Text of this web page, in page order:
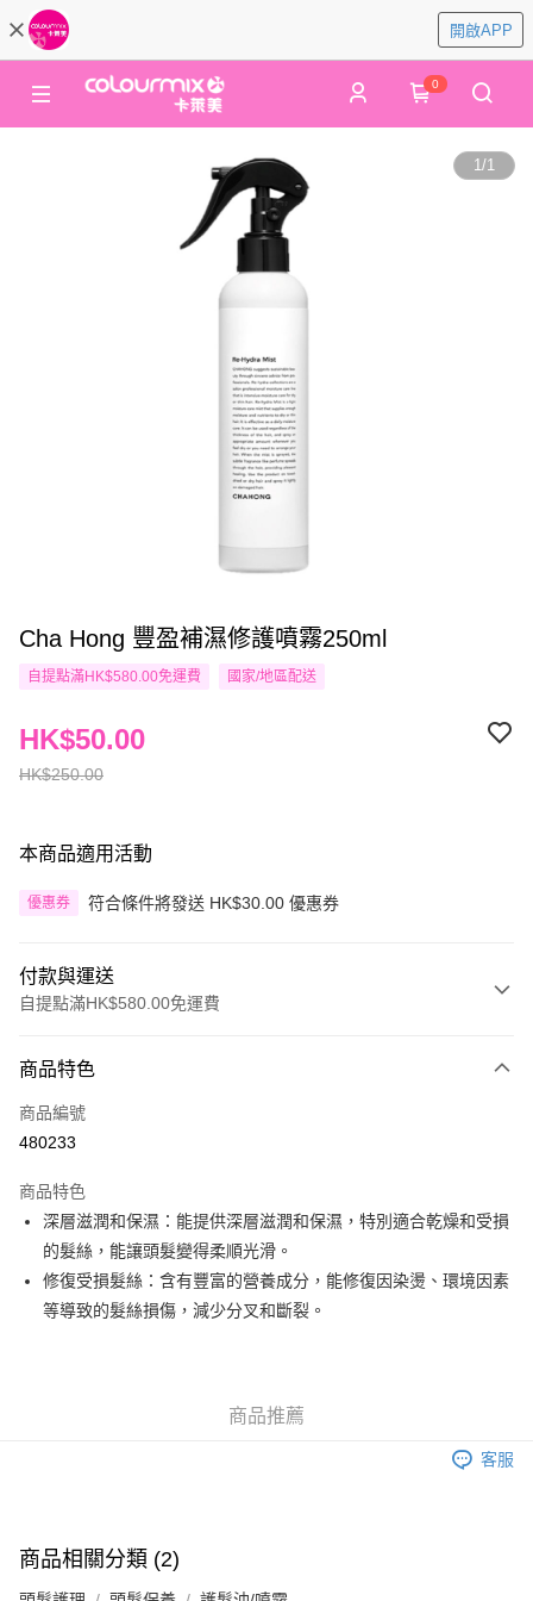
開啟APP
0
1/1
Cha Hong 豐盈補濕修護噴霧250ml
自提點滿HK$580.00免運費 國家/地區配送
HK$250.00
HK$50.00
本商品適用活動
優惠券 符合條件將發送 HK$30.00 優惠券
付款與運送
自提點滿HK$580.00免運費
信用卡
Apple Pay
AlipayHK
PayMe
WeChat Pay
銀行匯款 請將存款存到以下銀行帳戶，並於存款單據寫上訂單編號後電郵至
eshop@colourmix-cosmetics.com** **我們不會處理沒有提供存款單據的訂
單。 如果訂購後七個工作天內我們未能收到有關存款，有關訂單將被取消。
付款後順豐站及營業點取貨
商品特色
商品編號
480233
商品特色
深層滋潤和保濕：能提供深層滋潤和保濕，特別適合乾燥和受損
的髮絲，能讓頭髮變得柔順光滑。
修復受損髮絲：含有豐富的營養成分，能修復因染燙、環境因素
等導致的髮絲損傷，減少分叉和斷裂。
商品推薦
客服
商品相關分類 (2)